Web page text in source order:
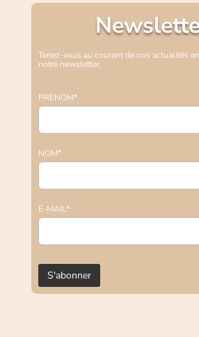
Tenez-vous au courant de nos actualités
notre newsletter.
PRENOM*
NOM*
E-MAIL*